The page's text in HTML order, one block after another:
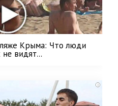
Крыма: Что люди
видят...
i